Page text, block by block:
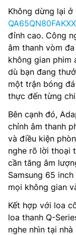
Không dừng lại ở
đỉnh cao. Công
âm thanh vòm
không gian phim
dù bạn đang
một trận bóng
thực đến từng
Bên cạnh đó,
chỉnh âm thanh
và điều kiện
nghe rõ lời thoại
cần tăng âm
Samsung 65
mọi không gian
Kết hợp với loa
loa thanh Q-
nghe nhìn tại